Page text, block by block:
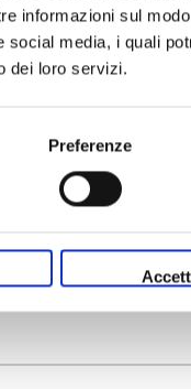
informazioni sul
social media, i quali
dei loro servizi.
Preferenze
Londra